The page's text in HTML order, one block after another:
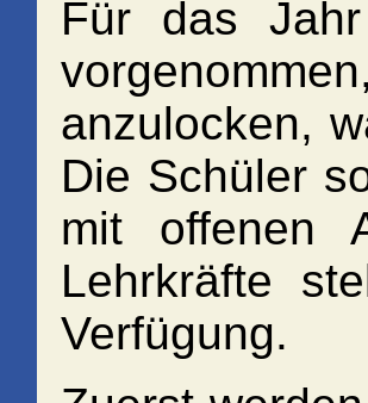
Für das
anzulocken,
Die Schüler
mit offenen
Lehrkräfte
Verfügung.